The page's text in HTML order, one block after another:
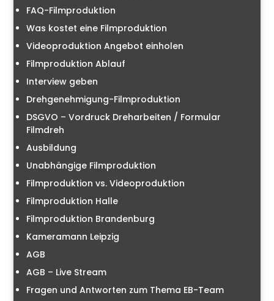
FAQ-Filmproduktion
Was kostet eine Filmproduktion
Videoproduktion Angebot einholen
Filmproduktion Ablauf
Interview geben
Drehgenehmigung-Filmproduktion
DSGVO – Vordruck Dreharbeiten / Formular
Filmdreh
Ausbildung
Unabhängige Filmproduktion
Filmproduktion vs. Videoproduktion
Filmproduktion Halle
Filmproduktion Brandenburg
Kameramann Leipzig
AGB
AGB – Live Stream
Fragen und Antworten zum Thema EB-Team